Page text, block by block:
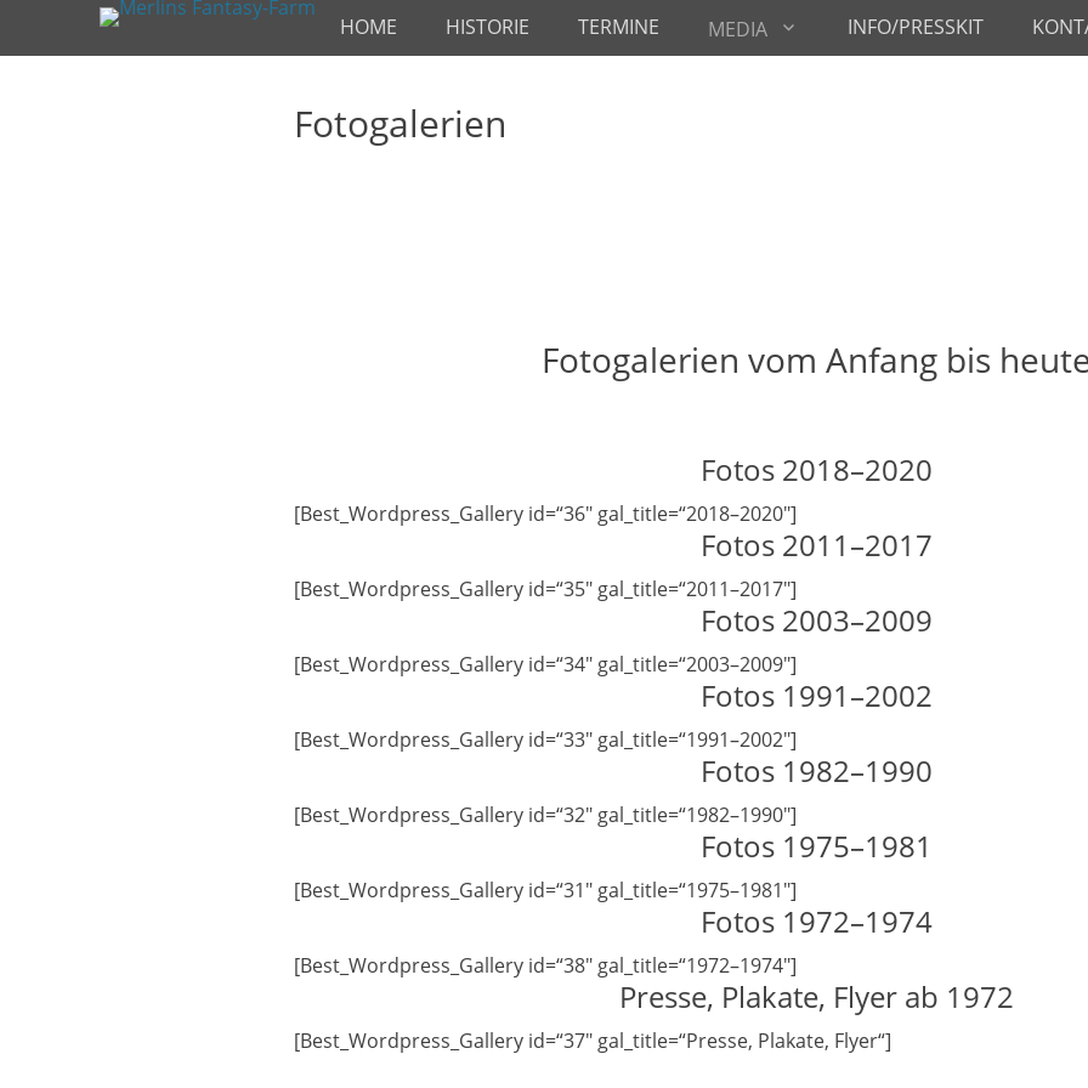
Primäres Menü
Zum
HOME HISTORIE TERMINE MEDIA INFO/PRESSKIT
Fotogalerien
Fotogalerien vom Anfang bis
Fotos 2018–2020
[Best_Wordpress_Gallery id=“36″ gal_title=“2018–2020″]
Fotos 2011–2017
[Best_Wordpress_Gallery id=“35″ gal_title=“2011–2017″]
Fotos 2003–2009
[Best_Wordpress_Gallery id=“34″ gal_title=“2003–2009″]
Fotos 1991–2002
[Best_Wordpress_Gallery id=“33″ gal_title=“1991–2002″]
Fotos 1982–1990
[Best_Wordpress_Gallery id=“32″ gal_title=“1982–1990″]
Fotos 1975–1981
[Best_Wordpress_Gallery id=“31″ gal_title=“1975–1981″]
Fotos 1972–1974
[Best_Wordpress_Gallery id=“38″ gal_title=“1972–1974″]
Presse, Plakate, Flyer ab 1972
[Best_Wordpress_Gallery id=“37″ gal_title=“Presse, Plakate, Flyer“]